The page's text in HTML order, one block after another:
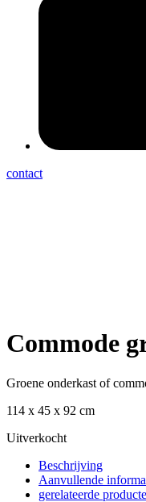
contact
Commode
Groene onderkast of
114 x 45 x 92 cm
Uitverkocht
Beschrijving
Aanvullende
gerelateerde